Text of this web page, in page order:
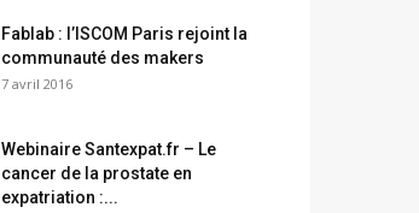
Fablab : l’ISCOM Paris rejoint la
communauté des makers
7 avril 2016
Webinaire Santexpat.fr – Le
cancer de la prostate en
expatriation :...